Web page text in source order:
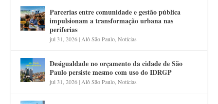
Parcerias entre comunidade e gestão pública
impulsionam a transformação urbana nas
periferias
jul 31, 2026| Alô São Paulo ,Notícias
Desigualdade no orçamento da cidade de São
Paulo persiste mesmo com uso do IDRGP
jul 31, 2026| Alô São Paulo ,Notícias